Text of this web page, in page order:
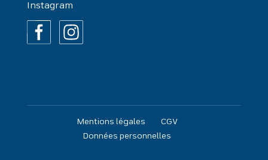
Instagram
Mentions légales
CGV
Données personnelles